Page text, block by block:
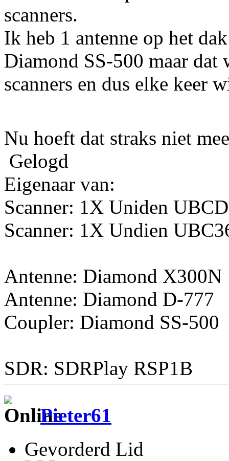
scanners.
Ik heb 1 antenne op het
Diamond SS-500 maar dat
scanners en dus elke keer
Nu hoeft dat straks niet
Gelogd
Eigenaar van:
Scanner: 1X Uniden
Scanner: 1X Undien
Antenne: Diamond X300N
Antenne: Diamond D-777
Coupler: Diamond SS-500
SDR: SDRPlay RSP1B
Pieter61
Gevorderd Lid